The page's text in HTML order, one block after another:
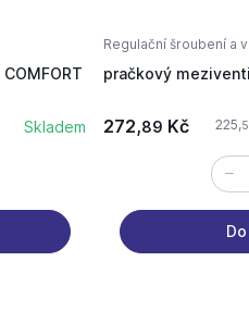
Skladem
Regulační šroubení a
pračkový
272,89 Kč 225,